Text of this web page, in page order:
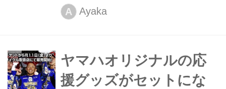
でしょうか。少しでもおしゃれに目立
ちたい方に、フィジカル系スポーツの
イギリスブランド「KNOX（ノック
ス）」の中からバイクに乗る上で不可
欠なグローブとバックパックをご紹介
A Ayaka
ヤマハオリジナルの応
援グッズがセットにな